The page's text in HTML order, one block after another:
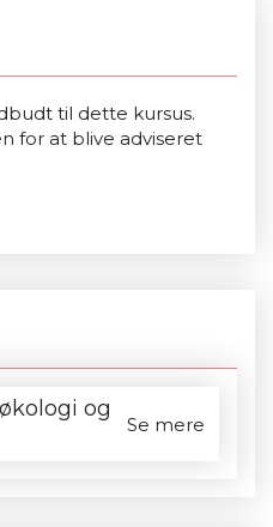
til dette kursus.
for at blive adviseret
og
Se mere